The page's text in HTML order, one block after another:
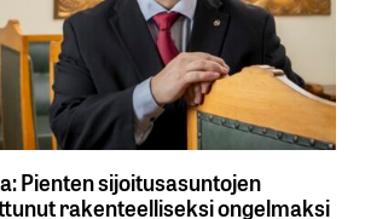
Pienten sijoitusasuntojen
rakenteelliseksi ongelmaksi